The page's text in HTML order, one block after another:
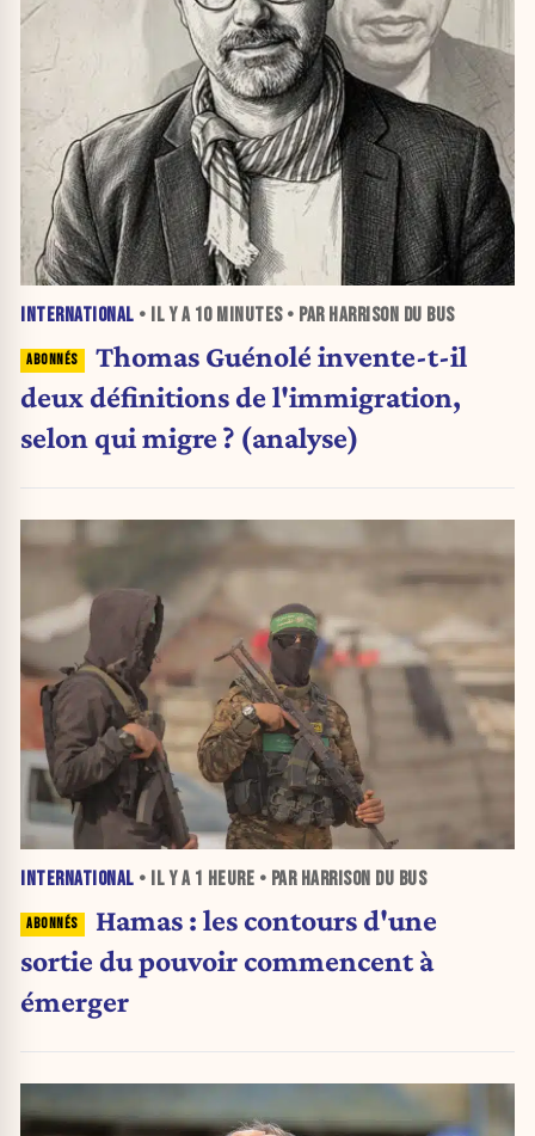
INTERNATIONAL • IL Y A 10 MINUTES• PAR HARRISON DU BUS
Thomas Guénolé invente-t-il
deux définitions de l'immigration,
selon qui migre ? (analyse)
INTERNATIONAL • IL Y A 1 HEURE • PAR HARRISON DU BUS
Hamas : les contours d'une
sortie du pouvoir commencent à
émerger